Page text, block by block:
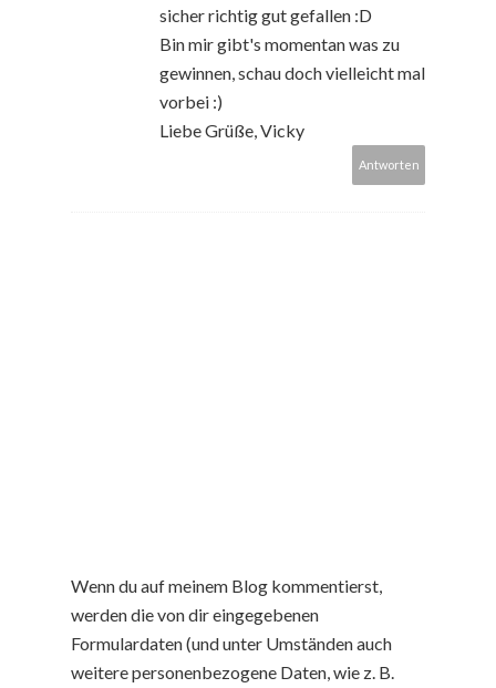
sicher richtig gut gefallen :D
Bin mir gibt's momentan was zu
gewinnen, schau doch vielleicht mal
vorbei :)
Liebe Grüße, Vicky
Antworten
Wenn du auf meinem Blog kommentierst,
werden die von dir eingegebenen
Formulardaten (und unter Umständen auch
weitere personenbezogene Daten, wie z. B.